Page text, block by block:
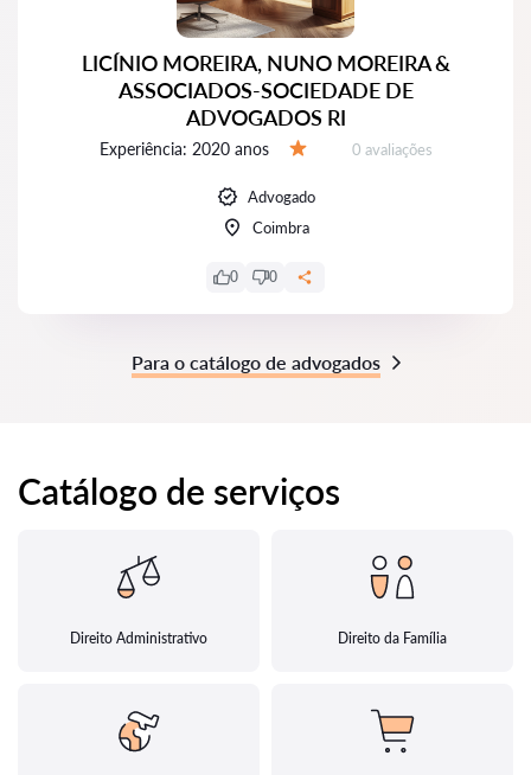
LICÍNIO MOREIRA, NUNO MOREIRA &
ASSOCIADOS-SOCIEDADE DE
ADVOGADOS RI
Experiência: 2020 anos Avaliações:
0 avaliações
Advogado
Coimbra
0 0
Para o catálogo de advogados
Catálogo de serviços
Direito Administrativo Direito da Família